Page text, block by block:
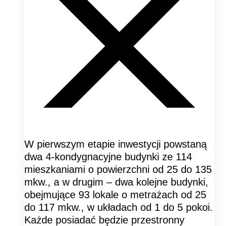
W pierwszym etapie inwestycji powstaną
dwa 4-kondygnacyjne budynki ze 114
mieszkaniami o powierzchni od 25 do 135
mkw., a w drugim – dwa kolejne budynki,
obejmujące 93 lokale o metrażach od 25
do 117 mkw., w układach od 1 do 5 pokoi.
Każde posiadać będzie przestronny